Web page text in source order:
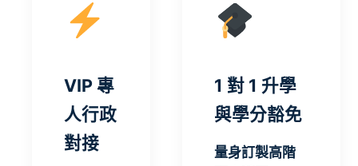
VIP 專
人行政
對接
1 對 1 升學
與學分豁免
量身訂製高階